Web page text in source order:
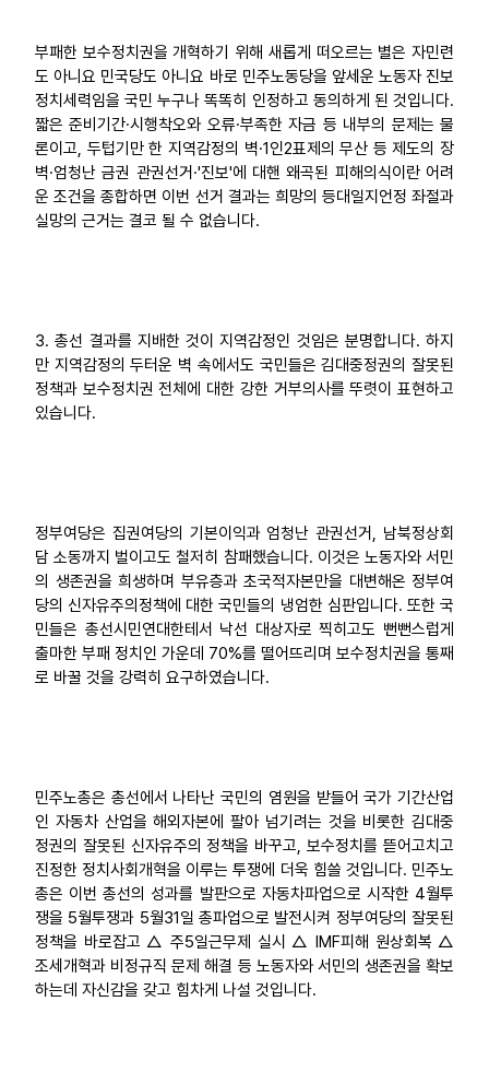
부패한 보수정치권을 개혁하기 위해 새롭게 떠오르는 별은 자민련
도 아니요 민국당도 아니요 바로 민주노동당을 앞세운 노동자 진보
정치세력임을 국민 누구나 똑똑히 인정하고 동의하게 된 것입니다.
짧은 준비기간·시행착오와 오류·부족한 자금 등 내부의 문제는 물
론이고, 두텁기만 한 지역감정의 벽·1인2표제의 무산 등 제도의 장
벽·엄청난 금권 관권선거·'진보'에 대핸 왜곡된 피해의식이란 어려
운 조건을 종합하면 이번 선거 결과는 희망의 등대일지언정 좌절과
실망의 근거는 결코 될 수 없습니다.
3. 총선 결과를 지배한 것이 지역감정인 것임은 분명합니다. 하지
만 지역감정의 두터운 벽 속에서도 국민들은 김대중정권의 잘못된
정책과 보수정치권 전체에 대한 강한 거부의사를 뚜렷이 표현하고
있습니다.
정부여당은 집권여당의 기본이익과 엄청난 관권선거, 남북정상회
담 소동까지 벌이고도 철저히 참패했습니다. 이것은 노동자와 서민
의 생존권을 희생하며 부유층과 초국적자본만을 대변해온 정부여
당의 신자유주의정책에 대한 국민들의 냉엄한 심판입니다. 또한 국
민들은 총선시민연대한테서 낙선 대상자로 찍히고도 뻔뻔스럽게
출마한 부패 정치인 가운데 70%를 떨어뜨리며 보수정치권을 통째
로 바꿀 것을 강력히 요구하였습니다.
민주노총은 총선에서 나타난 국민의 염원을 받들어 국가 기간산업
인 자동차 산업을 해외자본에 팔아 넘기려는 것을 비롯한 김대중
정권의 잘못된 신자유주의 정책을 바꾸고, 보수정치를 뜯어고치고
진정한 정치사회개혁을 이루는 투쟁에 더욱 힘쓸 것입니다. 민주노
총은 이번 총선의 성과를 발판으로 자동차파업으로 시작한 4월투
쟁을 5월투쟁과 5월31일 총파업으로 발전시켜 정부여당의 잘못된
정책을 바로잡고 △ 주5일근무제 실시 △ IMF피해 원상회복 △
조세개혁과 비정규직 문제 해결 등 노동자와 서민의 생존권을 확보
하는데 자신감을 갖고 힘차게 나설 것입니다.